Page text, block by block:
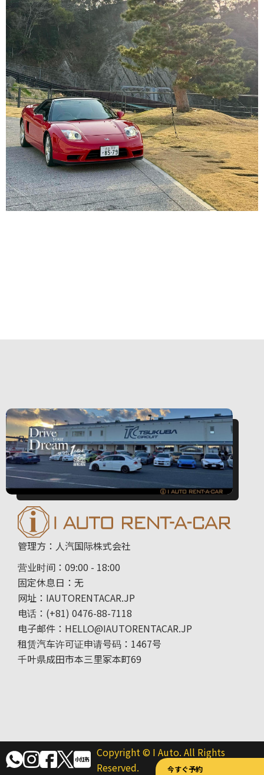
今すぐ予約
管理方：人汽国际株式会社
营业时间：09:00 - 18:00
固定休息日：无
网址：IAUTORENTACAR.JP
电话：(+81) 0476-88-7118
电子邮件：HELLO@IAUTORENTACAR.JP
租赁汽车许可证申请号码：1467号
千叶県成田市本三里冢本町69
Copyright © I Auto. All Rights
Reserved.